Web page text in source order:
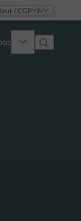
/ CGP fr